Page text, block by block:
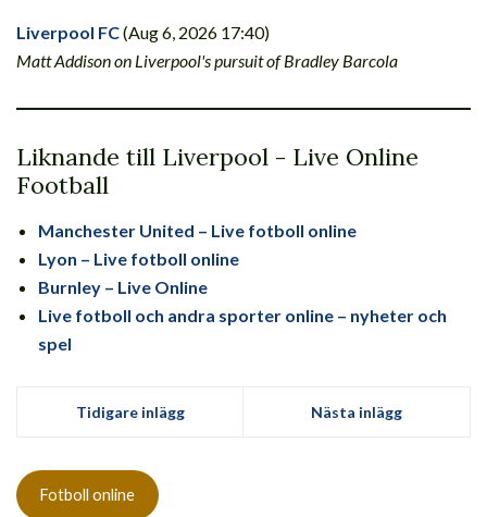
Liverpool FC(Aug 6, 2026 17:40)
Matt Addison on Liverpool's pursuit of Bradley Barcola
Liknande till Liverpool - Live Online
Football
Manchester United – Live fotboll online
Lyon – Live fotboll online
Burnley – Live Online
Live fotboll och andra sporter online – nyheter och
spel
Tidigare inlägg Nästa inlägg
Fotboll online